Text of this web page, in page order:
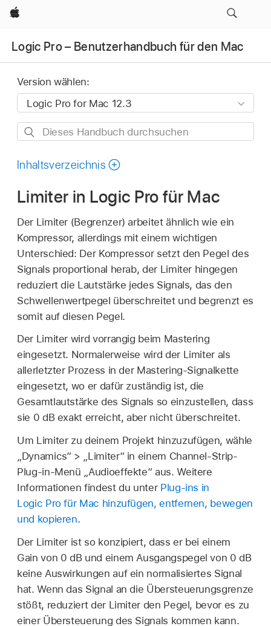
Apple
Logic Pro – Benutzerhandbuch für den Mac
Version wählen:
Dieses
durchsuchen
Inhaltsverzeichnis
Limiter in Logic Pro für Mac
Der Limiter (Begrenzer) arbeitet ähnlich wie ein
Kompressor, allerdings mit einem wichtigen
Unterschied: Der Kompressor setzt den Pegel des
Signals proportional herab, der Limiter hingegen
reduziert die Lautstärke jedes Signals, das den
Schwellenwertpegel überschreitet und begrenzt es
somit auf diesen Pegel.
Der Limiter wird vorrangig beim Mastering
eingesetzt. Normalerweise wird der Limiter als
allerletzter Prozess in der Mastering-Signalkette
eingesetzt, wo er dafür zuständig ist, die
Gesamtlautstärke des Signals so einzustellen, dass
sie 0 dB exakt erreicht, aber nicht überschreitet.
Um Limiter zu deinem Projekt hinzuzufügen, wähle
„Dynamics“ > „Limiter“ in einem Channel-Strip-
Plug-in-Menü „Audioeffekte“ aus. Weitere
Informationen findest du unter Plug-ins in
Logic Pro für Mac hinzufügen, entfernen, bewegen
und kopieren.
Der Limiter ist so konzipiert, dass er bei einem
Gain von 0 dB und einem Ausgangspegel von 0 dB
keine Auswirkungen auf ein normalisiertes Signal
hat. Wenn das Signal an die Übersteuerungsgrenze
stößt, reduziert der Limiter den Pegel, bevor es zu
einer Übersteuerung des Signals kommen kann.